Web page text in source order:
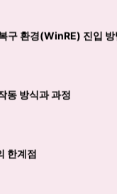
구 환경(WinRE) 진입 방
동 방식과 과정
한계점